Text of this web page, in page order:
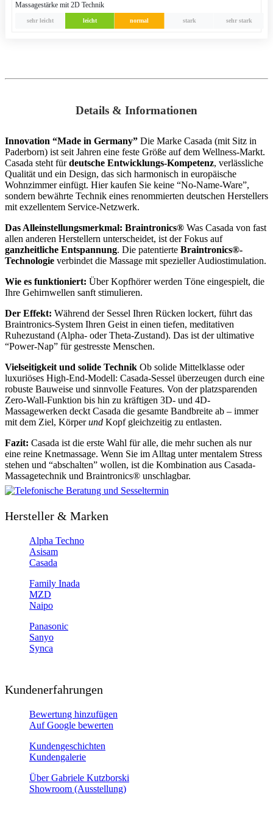
Massagestärke mit 2D Technik
sehr leicht leicht normal stark sehr stark
Details & Informationen
Innovation “Made in Germany” Die Marke Casada (mit Sitz in
Paderborn) ist seit Jahren eine feste Größe auf dem Wellness-Markt.
Casada steht fürdeutsche Entwicklungs-Kompetenz, verlässliche
Qualität und ein Design, das sich harmonisch in europäische
Wohnzimmer einfügt. Hier kaufen Sie keine “No-Name-Ware”,
sondern bewährte Technik eines renommierten deutschen Herstellers
mit exzellentem Service-Netzwerk.
Das Alleinstellungsmerkmal: Braintronics® Was Casada von fast
allen anderen Herstellern unterscheidet, ist der Fokus auf
ganzheitliche Entspannung. Die patentierte Braintronics®-
Technologie verbindet die Massage mit spezieller Audiostimulation.
Wie es funktioniert: Über Kopfhörer werden Töne eingespielt, die
Ihre Gehirnwellen sanft stimulieren.
Der Effekt: Während der Sessel Ihren Rücken lockert, führt das
Braintronics-System Ihren Geist in einen tiefen, meditativen
Ruhezustand (Alpha- oder Theta-Zustand). Das ist der ultimative
“Power-Nap” für gestresste Menschen.
Vielseitigkeit und solide Technik Ob solide Mittelklasse oder
luxuriöses High-End-Modell: Casada-Sessel überzeugen durch eine
robuste Bauweise und sinnvolle Features. Von der platzsparenden
Zero-Wall-Funktion bis hin zu kräftigen 3D- und 4D-
Massagewerken deckt Casada die gesamte Bandbreite ab – immer
mit dem Ziel, Körperund Kopf gleichzeitig zu entlasten.
Fazit: Casada ist die erste Wahl für alle, die mehr suchen als nur
eine reine Knetmassage. Wenn Sie im Alltag unter mentalem Stress
stehen und “abschalten” wollen, ist die Kombination aus Casada-
Massagetechnik und Braintronics® unschlagbar.
Hersteller & Marken
Alpha Techno
Asisam
Casada
Family Inada
MZD
Naipo
Panasonic
Sanyo
Synca
Kundenerfahrungen
Bewertung hinzufügen
Auf Google bewerten
Kundengeschichten
Kundengalerie
Über Gabriele Kutzborski
Showroom (Ausstellung)